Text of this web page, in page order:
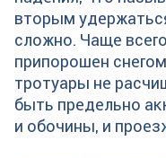
вторым
сложно. Чаще
припорошен
тротуары не
быть предельно
и обочины, и